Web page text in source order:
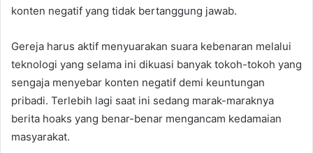
konten negatif yang tidak bertanggung jawab.
Gereja harus aktif menyuarakan suara kebenaran melalui
teknologi yang selama ini dikuasi banyak tokoh-tokoh yang
sengaja menyebar konten negatif demi keuntungan
pribadi. Terlebih lagi saat ini sedang marak-maraknya
berita hoaks yang benar-benar mengancam kedamaian
masyarakat.